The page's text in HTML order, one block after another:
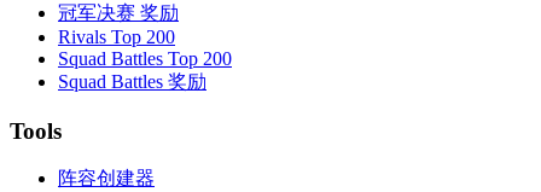
冠军决赛 奖励
Rivals Top 200
Squad Battles Top 200
Squad Battles 奖励
Tools
阵容创建器